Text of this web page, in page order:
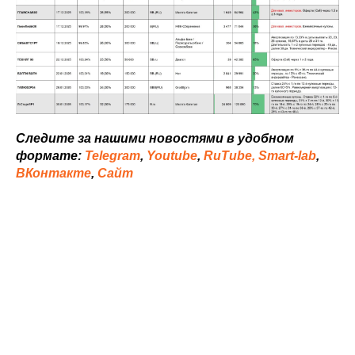
Следите за нашими новостями в удобном
формате: Telegram, Youtube, RuTube, Smart-lab,
ВКонтакте, Сайт